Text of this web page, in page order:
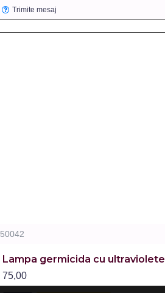
Trimite mesaj
50042
Lampa germicida cu ultraviolete
75,00